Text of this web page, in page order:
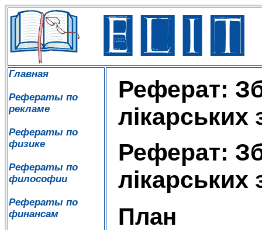
Главная
Рефераты по
рекламе
Рефераты по
физике
Рефераты по
философии
Рефераты по
финансам
Реферат:
лікарських
Реферат:
лікарських
План